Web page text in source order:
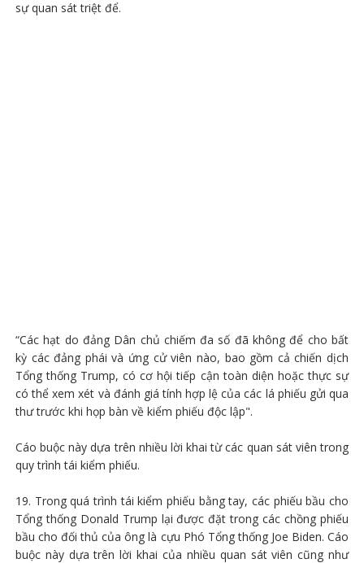
sự quan sát triệt để.
“Các hạt do đảng Dân chủ chiếm đa số đã không để cho bất
kỳ các đảng phái và ứng cử viên nào, bao gồm cả chiến dịch
Tổng thống Trump, có cơ hội tiếp cận toàn diện hoặc thực sự
có thể xem xét và đánh giá tính hợp lệ của các lá phiếu gửi qua
thư trước khi họp bàn về kiểm phiếu độc lập".
Cáo buộc này dựa trên nhiều lời khai từ các quan sát viên trong
quy trình tái kiểm phiếu.
19. Trong quá trình tái kiểm phiếu bằng tay, các phiếu bầu cho
Tổng thống Donald Trump lại được đặt trong các chồng phiếu
bầu cho đối thủ của ông là cựu Phó Tổng thống Joe Biden. Cáo
buộc này dựa trên lời khai của nhiều quan sát viên cũng như